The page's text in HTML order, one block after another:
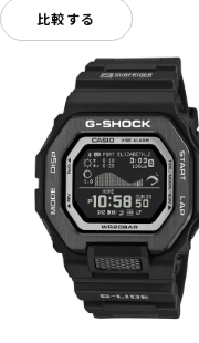
比較する